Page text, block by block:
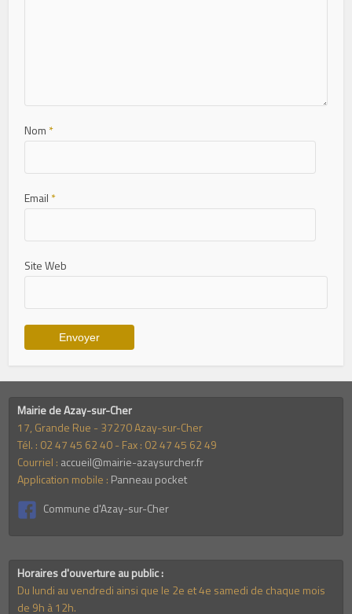
Nom *
Email *
Site Web
Mairie de Azay-sur-Cher
17, Grande Rue - 37270 Azay-sur-Cher
Tél. : 02 47 45 62 40 - Fax : 02 47 45 62 49
Courriel : accueil@mairie-azaysurcher.fr
Application mobile : Panneau pocket
Commune d'Azay-sur-Cher
Horaires d'ouverture au public :
Du lundi au vendredi ainsi que le 2e et 4e samedi de chaque mois
de 9h à 12h.